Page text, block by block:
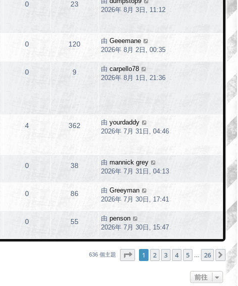
0 23
2026年 8月 3日, 11:12
0 120 由 Geeemane
2026年 8月 2日, 00:35
0 9 由 carpello78
2026年 8月 1日, 21:36
4 362 由 yourdaddy
2026年 7月 31日, 04:46
0 38 由 mannick grey
2026年 7月 31日, 04:13
0 86 由 Greeyman
2026年 7月 30日, 17:41
0 55 由 penson
2026年 7月 30日, 15:47
636 個主題 1頁 (共 26 頁)
1 2 3 4 5 26 下
前往